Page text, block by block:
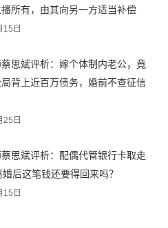
所有，由其向另一方适当补偿
15日
思斌评析：嫁个体制内老公，竟
背上近百万债务，婚前不查征信
25日
思斌评析：配偶代管银行卡取走
后这笔钱还要得回来吗？
15日